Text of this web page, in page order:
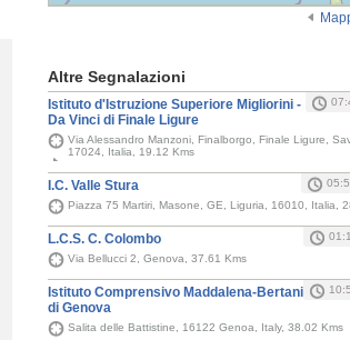
Altre Segnalazioni
Istituto d'Istruzione Superiore Migliorini -
Da Vinci di Finale Ligure
Via Alessandro Manzoni, Finalborgo, Finale Ligure,
17024, Italia, 19.12 Kms
I.C. Valle Stura
Piazza 75 Martiri, Masone, GE, Liguria, 16010, Italia,
L.C.S. C. Colombo
Via Bellucci 2, Genova, 37.61 Kms
Istituto Comprensivo Maddalena-Bertani
di Genova
Salita delle Battistine, 16122 Genoa, Italy, 38.02 Kms